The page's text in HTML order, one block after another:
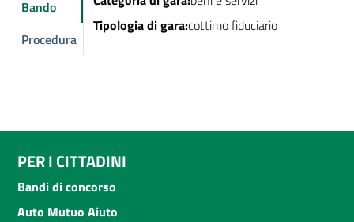
Bando
Procedura
Tipologia di gara:cottimo fiduciario
PER I CITTADINI
Bandi di concorso
Auto Mutuo Aiuto